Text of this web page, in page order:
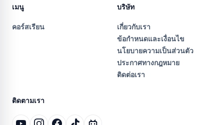
เมนู
คอร์สเรียน
บริษัท
เกี่ยวกับเรา
ข้อกำหนดและเงื่อนไข
นโยบายความเป็นส่วนตัว
ประกาศทางกฎหมาย
ติดต่อเรา
ติดตามเรา